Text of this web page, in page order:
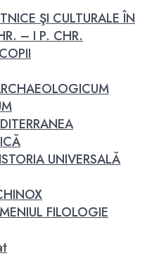
ŞI CULTURALE ÎN
– I P. CHR.
UNIVERSALĂ
FILOLOGIE